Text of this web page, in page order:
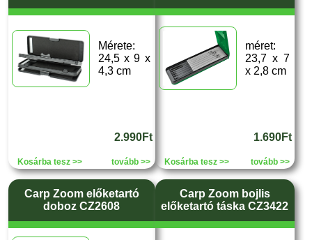
Mérete:
24,5 x 9 x
4,3 cm
2.990Ft
Kosárba tesz >> tovább >>
méret:
23,7 x 7
x 2,8 cm
1.690Ft
Kosárba tesz >> tovább >>
Carp Zoom előketartó
doboz CZ2608
Carp Zoom bojlis
előketartó táska CZ3422